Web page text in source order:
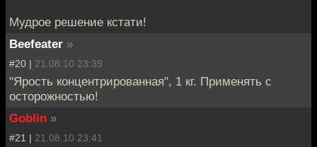
Мудрое решение кстати!
Beefeater »
#20 | 21.08.10 23:39
"Ярость концентрированная", 1 кг. Применять с
осторожностью!
Goblin »
#21 | 21.08.10 23:41